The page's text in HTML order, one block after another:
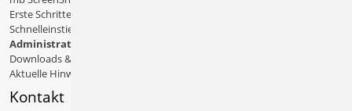
Erste Schritte
Schnelleinstiege & Doku
Administratives
Downloads & Patches
Aktuelle Hinweise
Kontakt